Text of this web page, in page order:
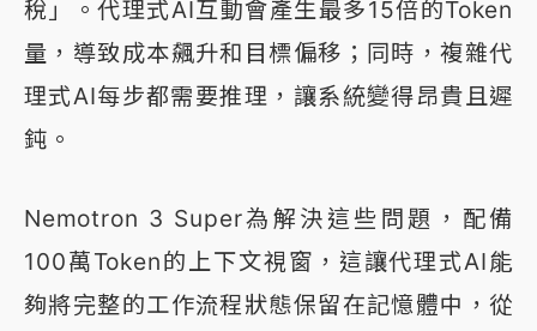
稅」。代理式AI互動會產生最多15倍的Token
量，導致成本飆升和目標偏移；同時，複雜代
理式AI每步都需要推理，讓系統變得昂貴且遲
鈍。
Nemotron 3 Super為解決這些問題，配備
100萬Token的上下文視窗，這讓代理式AI能
夠將完整的工作流程狀態保留在記憶體中，從